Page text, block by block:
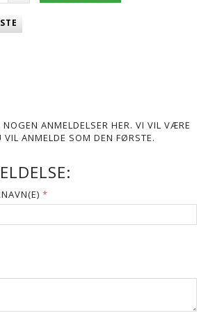
NOGEN ANMELDELSER HER. VI VIL VÆRE
VIL ANMELDE SOM DEN FØRSTE.